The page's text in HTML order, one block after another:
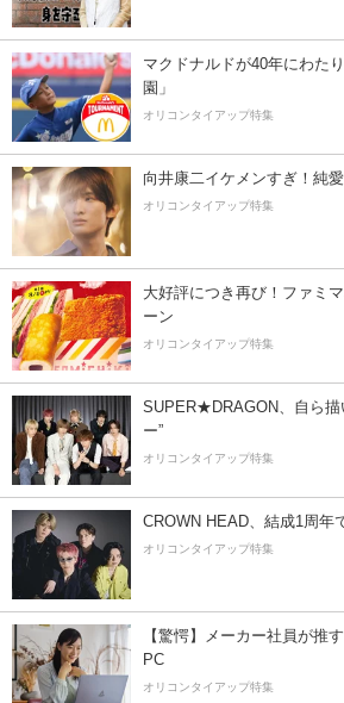
マクドナルドが40年にわた
園」
オリコンタイアップ特集
向井康二イケメンすぎ！純
オリコンタイアップ特集
大好評につき再び！ファミ
ーン
オリコンタイアップ特集
SUPER★DRAGON、自ら描
ー”
オリコンタイアップ特集
CROWN HEAD、結成1周年
オリコンタイアップ特集
【驚愕】メーカー社員が推
PC
オリコンタイアップ特集